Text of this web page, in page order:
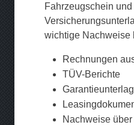
Fahrzeugschein und
wichtige Nachweise
Rechnungen
TÜV-Berichte
Nachweise